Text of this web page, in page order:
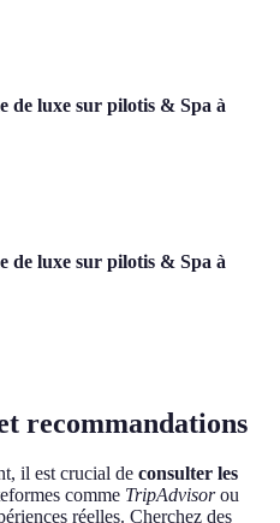
de luxe sur pilotis & Spa à
de luxe sur pilotis & Spa à
recommandations
il est crucial de consulter les
comme TripAdvisorou
réelles. Cherchez des